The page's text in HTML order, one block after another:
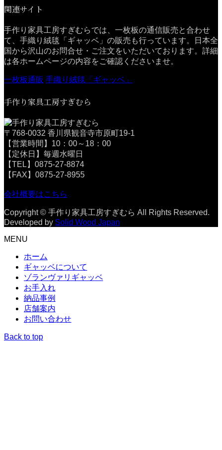
関連サイト
手作り家具工房すぎむらでは、一枚板の通信販売と合わせ
て、手織り絨毯「ギャッベ」の販売も行っています。日本全
国から沢山のお問合せ・ご注文をいただいております。詳細
は各ホームページの内容をご確認くださいませ。
一枚板通販 手織り絨毯「ギャッベ」
手作り家具工房すぎむら
〒768-0032 香川県観音寺市原町19-1
【営業時間】10：00～18：00
【定休日】毎週水曜日
【TEL】0875-27-8874
【FAX】0875-27-8955
会社概要はこちら
Copyright © 手作り家具工房すぎむら All Rights Reserved.
Developed by Solid Wood Japan
MENU
ホーム
ギャッベについて
ゾランヴァリギャッベ
お手入れ
納品事例
店舗案内
お問い合わせ
Back to top